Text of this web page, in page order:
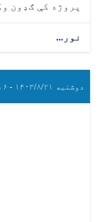
پروژه کې ګډون
نور...
دوشنبه ۱۴۰۳/۸/۲۱ - ۹:۱۶